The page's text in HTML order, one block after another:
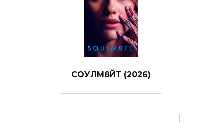
СОУЛМ8ЙТ (2026)